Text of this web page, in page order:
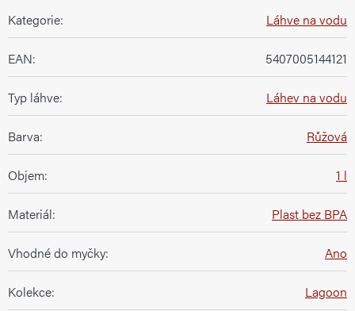
Kategorie: Láhve na vodu
EAN: 5407005144121
Typ láhve: Láhev na vodu
Barva: Růžová
Objem: 1 l
Materiál: Plast bez BPA
Vhodné do myčky: Ano
Kolekce: Lagoon